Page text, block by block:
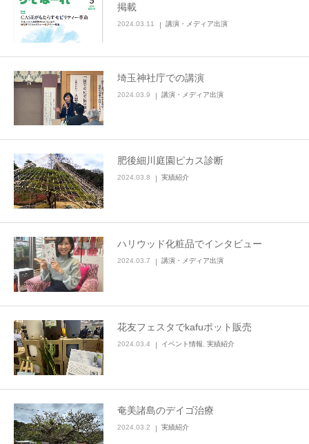
掲載
2024.03.11 講演・メディア出演
埼玉神社庁での講演
2024.03.9 講演・メディア出演
肥後細川庭園ピカス診断
2024.03.8 実績紹介
ハリウッド化粧品でインタビュー
2024.03.7 講演・メディア出演
花友フェスタでkafuポット販売
2024.03.4 イベント情報 実績紹介
奄美諸島のデイゴ治療
2024.03.2 実績紹介